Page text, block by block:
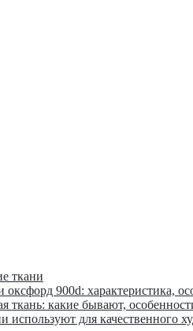
ткани
оксфорд 900d: характеристика,
ткань: какие бывают,
используют для качественного